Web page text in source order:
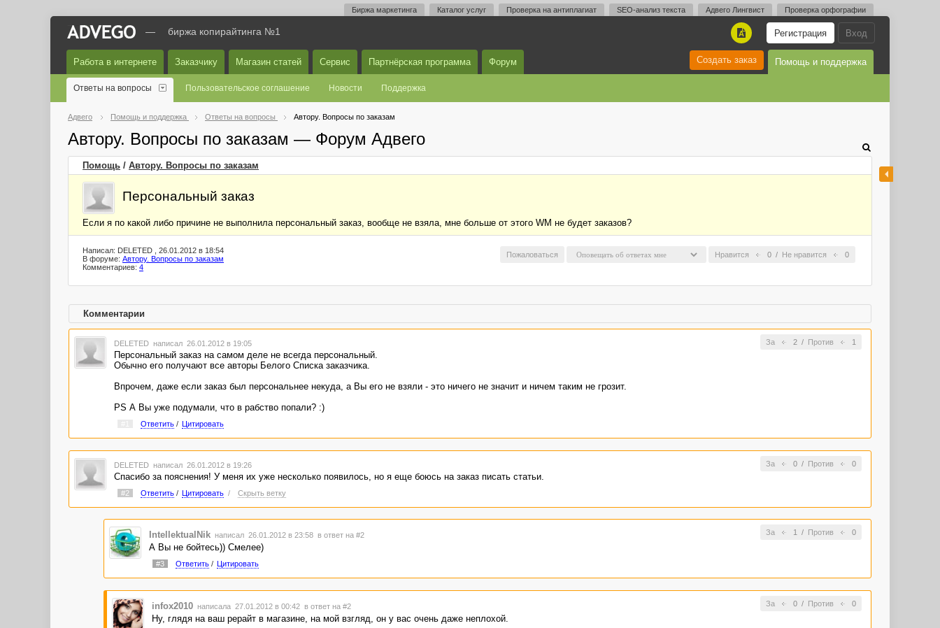
Биржа маркетинга Каталог услуг Проверка на антиплагиат SEO-анализ текста Адвего Лингвист Проверка орфографии
Вход
Регистрация
A
— биржа копирайтинга №1
Работа в интернете Заказчику Магазин статей Сервис Партнёрская программа Форум Помощь и поддержка
Создать заказ
Ответы на вопросы Пользовательское соглашение Новости Поддержка
Адвего Помощь и поддержка Ответы на вопросы Автору. Вопросы по заказам
Автору. Вопросы по заказам — Форум Адвего
Помощь / Автору. Вопросы по заказам
Персональный заказ
Если я по какой либо причине не выполнила персональный заказ, вообще не взяла, мне больше от этого WM не будет заказов?
Нравится 0 / Не нравится 0
Пожаловаться
Написал: DELETED , 26.01.2012 в 18:54
В форуме: Автору. Вопросы по заказам
Комментариев: 4
Комментарии
За 2/ Против 1
DELETED написал 26.01.2012 в 19:05
Персональный заказ на самом деле не всегда персональный.
Обычно его получают все авторы Белого Списка заказчика.
Впрочем, даже если заказ был персональнее некуда, а Вы его не взяли - это ничего не значит и ничем таким не грозит.
PS А Вы уже подумали, что в рабство попали? :)
Ответить/ Цитировать
За 0/ Против 0
DELETED написал 26.01.2012 в 19:26
Спасибо за пояснения! У меня их уже несколько появилось, но я еще боюсь на заказ писать статьи.
#2 Ответить/ Цитировать / Скрыть ветку
За 1 / Против 0
IntellektualNik написал 26.01.2012 в 23:58 в ответ на #2
А Вы не бойтесь)) Смелее)
#3 Ответить/ Цитировать
За 0/ Против 0
infox2010 написала 27.01.2012 в 00:42 в ответ на #2
Ну, глядя на ваш рерайт в магазине, на мой взгляд, он у вас очень даже неплохой.